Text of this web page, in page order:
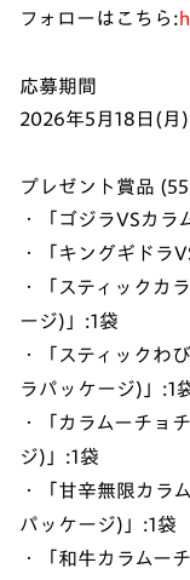
フォローはこちら:
応募期間
2026年5月18日(月
プレゼント賞品
・「ゴジラVSカ
・「キングギドラ
・「スティックカ
ージ)」:1袋
・「スティックわ
ラパッケージ)」:1
・「カラムーチョ
ジ)」:1袋
・「甘辛無限カラ
パッケージ)」:1袋
・「和牛カラムー